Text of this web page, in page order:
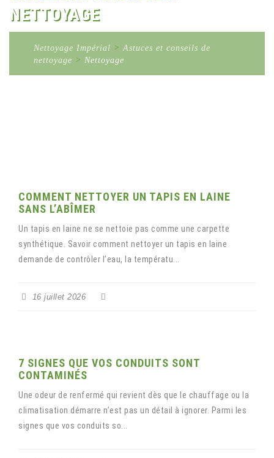
NETTOYAGE
Nettoyage Impérial >Astuces et conseils de
nettoyage > Nettoyage
COMMENT NETTOYER UN TAPIS EN LAINE
SANS L’ABÎMER
Un tapis en laine ne se nettoie pas comme une carpette
synthétique. Savoir comment nettoyer un tapis en laine
demande de contrôler l’eau, la températu...
16 juillet 2026
7 SIGNES QUE VOS CONDUITS SONT
CONTAMINÉS
Une odeur de renfermé qui revient dès que le chauffage ou la
climatisation démarre n’est pas un détail à ignorer. Parmi les
signes que vos conduits so...